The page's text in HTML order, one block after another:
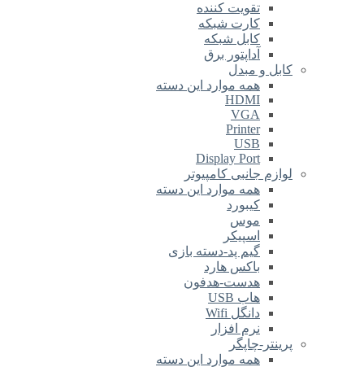
تقویت کننده
کارت شبکه
کابل شبکه
آداپتور برق
کابل و مبدل
همه موارد این دسته
HDMI
VGA
Printer
USB
Display Port
لوازم جانبی کامپیوتر
همه موارد این دسته
کیبورد
موس
اسپیکر
گیم پد-دسته بازی
باکس هارد
هدست-هدفون
هاب USB
دانگل Wifi
نرم افزار
پرینتر-چاپگر
همه موارد این دسته